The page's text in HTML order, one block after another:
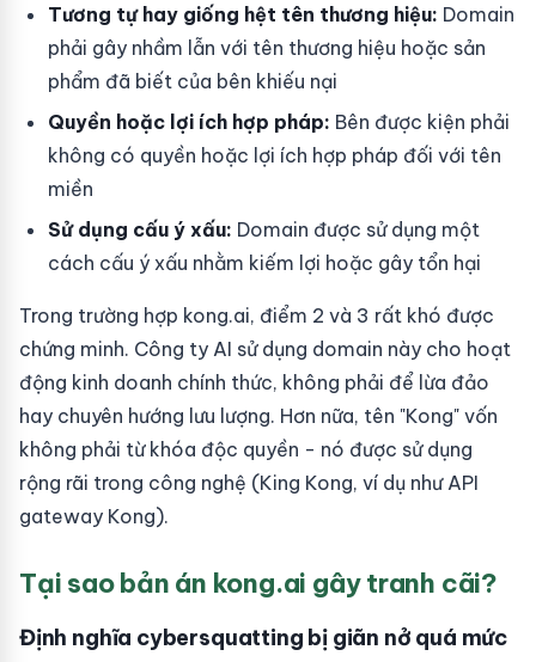
Tương tự hay giống hệt tên thương hiệu: Domain
phải gây nhầm lẫn với tên thương hiệu hoặc sản
phẩm đã biết của bên khiếu nại
Quyền hoặc lợi ích hợp pháp: Bên được kiện phải
không có quyền hoặc lợi ích hợp pháp đối với tên
miền
Sử dụng cấu ý xấu: Domain được sử dụng một
cách cấu ý xấu nhằm kiếm lợi hoặc gây tổn hại
Trong trường hợp kong.ai, điểm 2 và 3 rất khó được
chứng minh. Công ty AI sử dụng domain này cho hoạt
động kinh doanh chính thức, không phải để lừa đảo
hay chuyên hướng lưu lượng. Hơn nữa, tên "Kong" vốn
không phải từ khóa độc quyền - nó được sử dụng
rộng rãi trong công nghệ (King Kong, ví dụ như API
gateway Kong).
Tại sao bản án kong.ai gây tranh cãi?
Định nghĩa cybersquatting bị giãn nở quá mức